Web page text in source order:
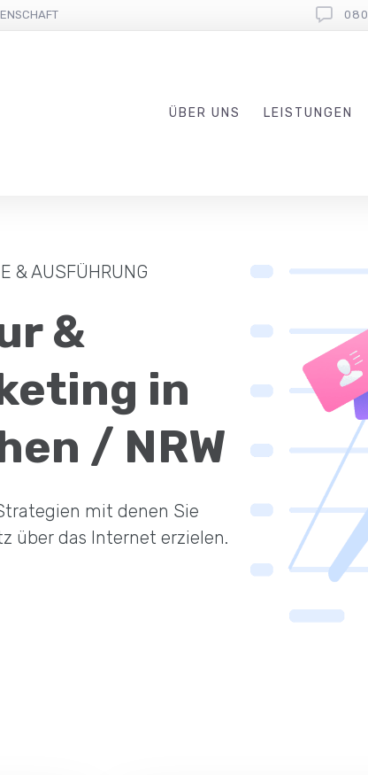
ÜBER UNS LEISTUNGEN
& AUSFÜHRUNG
&
in
/ NRW
mit denen Sie
über das Internet erzielen.